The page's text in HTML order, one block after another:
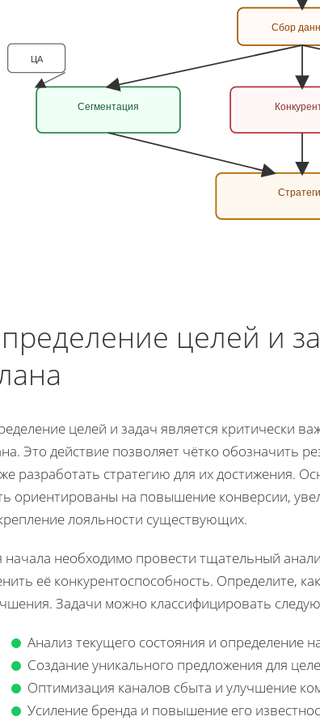
Сбор
Сегментация
ЦА
целей и
целей и задач является критически
Это действие позволяет чётко обозначить
разработать стратегию для их достижения.
ориентированы на повышение конверсии,
лояльности существующих.
начала необходимо провести тщательный
её конкурентоспособность. Определите,
Задачи можно классифицировать
Анализ текущего состояния и определение
Создание уникального предложения для
Оптимизация каналов сбыта и улучшение
Усиление бренда и повышение его